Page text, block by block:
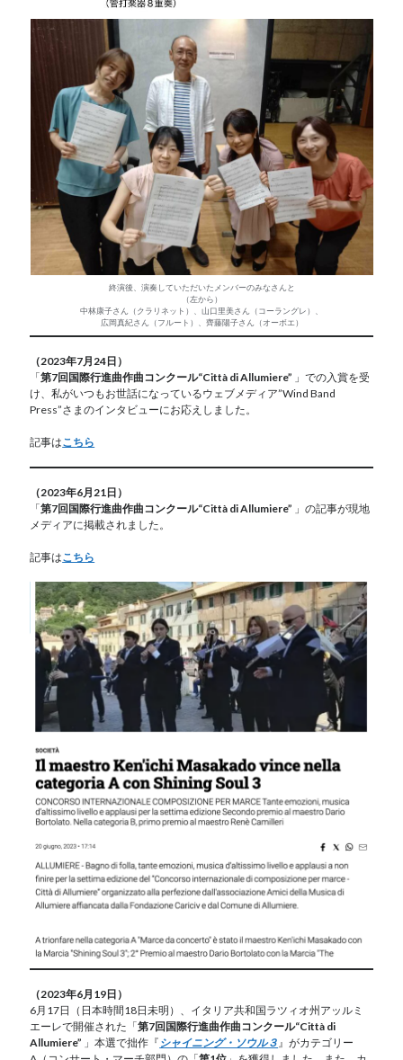
終演後、演奏していただいたメンバーのみなさんと
（左から）
中林康子さん（クラリネット）、山口里美さん（コーラングレ）、
広岡真紀さん（フルート）、齊藤陽子さん（オーボエ）
（2023年7月24日）
「第7回国際行進曲作曲コンクール“Città di Allumiere” 」での入賞を受
け、私がいつもお世話になっているウェブメディア”Wind Band
Press”さまのインタビューにお応えしました。
記事はこちら
（2023年6月21日）
「第7回国際行進曲作曲コンクール“Città di Allumiere” 」の記事が現地
メディアに掲載されました。
記事はこちら
（2023年6月19日）
6月17日（日本時間18日未明）、イタリア共和国ラツィオ州アッルミ
エーレで開催された「第7回国際行進曲作曲コンクール“Città di
Allumiere” 」本選で拙作『 シャイニング・ソウル３』がカテゴリー